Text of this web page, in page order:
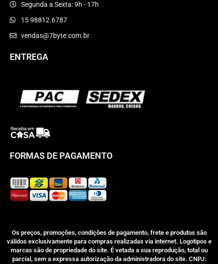
Segunda a Sexta: 9h - 17h
15 98812.6787
vendas@7byte.com.br
ENTREGA
FORMAS DE PAGAMENTO
Os preços, promoções, condições de pagamento, frete e produtos são
válidos exclusivamente para compras realizadas via internet. Logotipos e
marcas são de propriedade do site. É vetada a sua reprodução, total ou
parcial, sem a expressa autorização da administradora do site. CNPJ: